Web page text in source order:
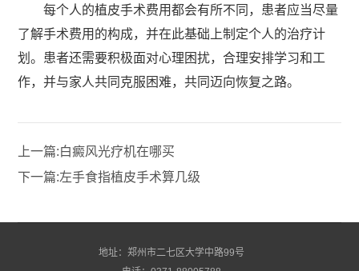
每个人的植皮手术费用都会有所不同，患者应当尽量
了解手术费用的构成，并在此基础上制定个人的治疗计
划。患者还需要积极面对心理困扰，合理安排学习和工
作，并与家人共同克服困难，共同迈向恢复之路。
上一篇:白癜风光疗机在哪买
下一篇:左手食指植皮手术算几级
地址：郑州市二七区大学中路99号